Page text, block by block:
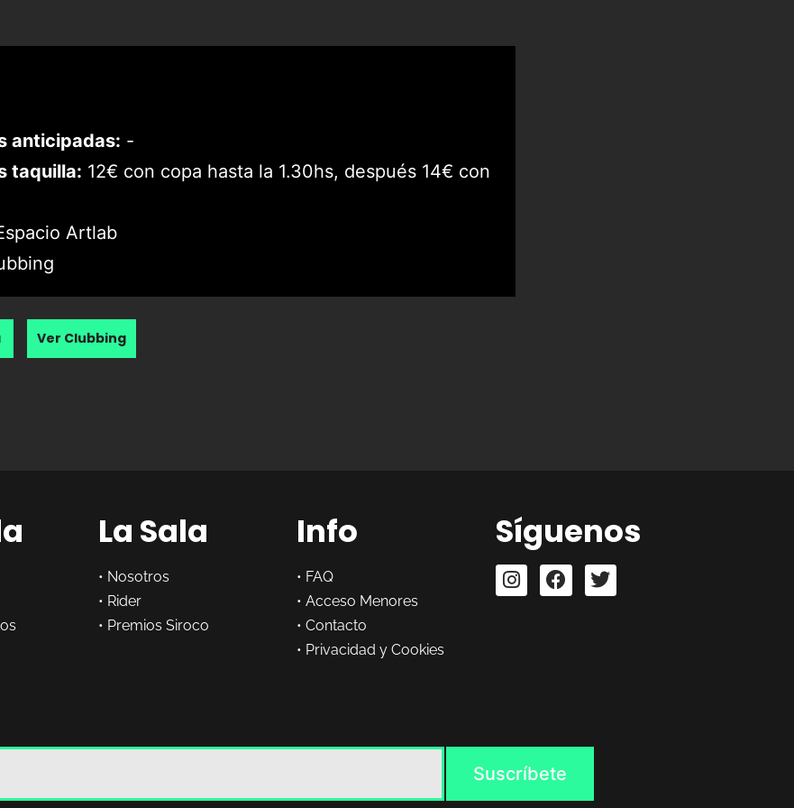
anticipadas: -
taquilla: 12€ con copa hasta la 1.30hs, después 14€ con
Artlab
Ver Clubbing
La Sala
• Nosotros
• Rider
• Premios Siroco
Info
• FAQ
•Acceso Menores
•Contacto
• Privacidad y Cookies
Síguenos